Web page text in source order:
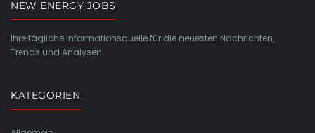
NEW ENERGY JOBS
Ihre tägliche Informationsquelle für die neuesten Nachrichten,
Trends und Analysen.
KATEGORIEN